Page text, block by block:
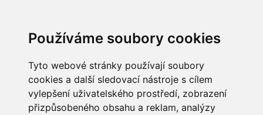
Používáme soubory cookies
Tyto webové stránky používají soubory
cookies a další sledovací nástroje s cílem
vylepšení uživatelského prostředí, zobrazení
přizpůsobeného obsahu a reklam, analýzy